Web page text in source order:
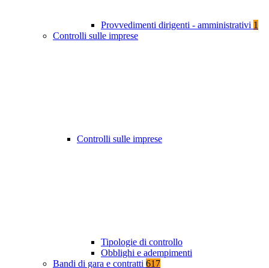
Provvedimenti dirigenti - amministrativi 1
Controlli sulle imprese
Controlli sulle imprese
Tipologie di controllo
Obblighi e adempimenti
Bandi di gara e contratti 617